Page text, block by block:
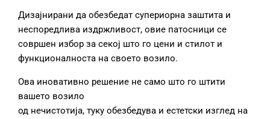
Дизајнирани да обезбедат супериорна заштита и
неспоредлива издржливост, овие патосници се
совршен избор за секој што го цени и стилот и
функционалноста на своето возило.
Ова иновативно решение не само што го штити
вашето возило
од нечистотија, туку обезбедува и естетски изглед на